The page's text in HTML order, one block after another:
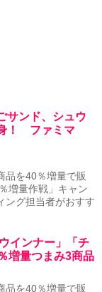
サンド、シュウ
！ ファミマ
品を40％増量で販
増量作戦」キャン
ング担当者がおすす
インナー」「チ
増量つまみ3商品
品を40％増量で販